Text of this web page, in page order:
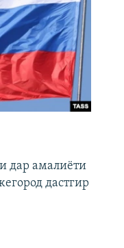
дар амалиёти
дастгир